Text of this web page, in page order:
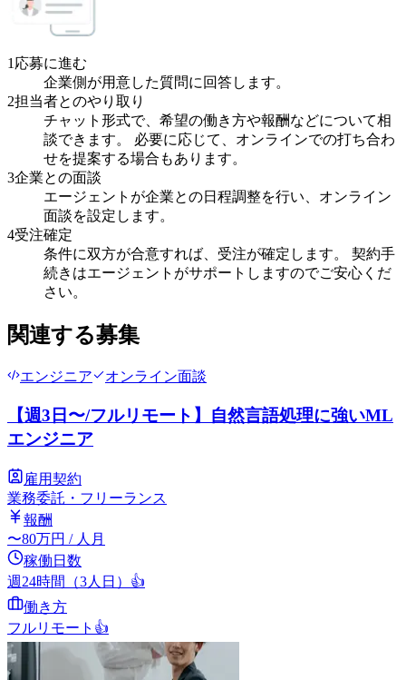
1 応募に進む
企業側が用意した質問に回答します。
2担当者とのやり取り
チャット形式で、希望の働き方や報酬などについて相
談できます。 必要に応じて、オンラインでの打ち合わ
せを提案する場合もあります。
3企業との面談
エージェントが企業との日程調整を行い、オンライン
面談を設定します。
4受注確定
条件に双方が合意すれば、受注が確定します。 契約手
続きはエージェントがサポートしますのでご安心くだ
さい。
関連する募集
エンジニア オンライン面談
【週3日〜/フルリモート】自然言語処理に強いML
エンジニア
雇用契約
業務委託・フリーランス
報酬
〜80万円 / 人月
稼働日数
週24時間（3人日） 👍
働き方
フルリモート 👍